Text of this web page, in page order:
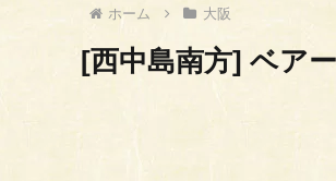
ホーム 大阪
[西中島南方] ベア